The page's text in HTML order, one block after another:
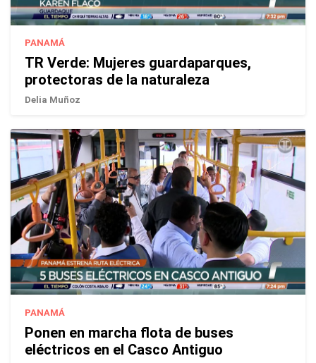
PANAMÁ
TR Verde: Mujeres guardaparques,
protectoras de la naturaleza
Delia Muñoz
PANAMÁ
Ponen en marcha flota de buses
eléctricos en el Casco Antiguo